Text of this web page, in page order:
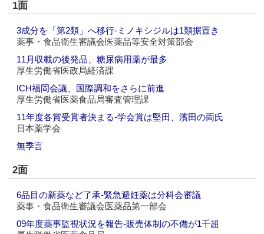
1面
3成分を「第2類」へ移行‐ミノキシジルは1類据置き
薬事・食品衛生審議会医薬品等安全対策部会
11月収載の後発品、糖尿病用薬が最多
厚生労働省医政局経済課
ICH福岡会議、国際調和をさらに前進
厚生労働省医薬食品局審査管理課
11年度各賞受賞者決まる‐学会賞は堅田、濱田の両氏
日本薬学会
無季言
2面
6品目の新薬など了承‐緊急避妊薬は分科会審議
薬事・食品衛生審議会医薬品第一部会
09年度薬事監視状況を報告‐販売体制の不備が1千超